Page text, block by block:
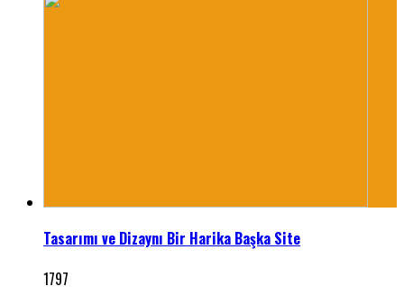
Tasarımı ve Dizaynı Bir Harika Başka Site
1797